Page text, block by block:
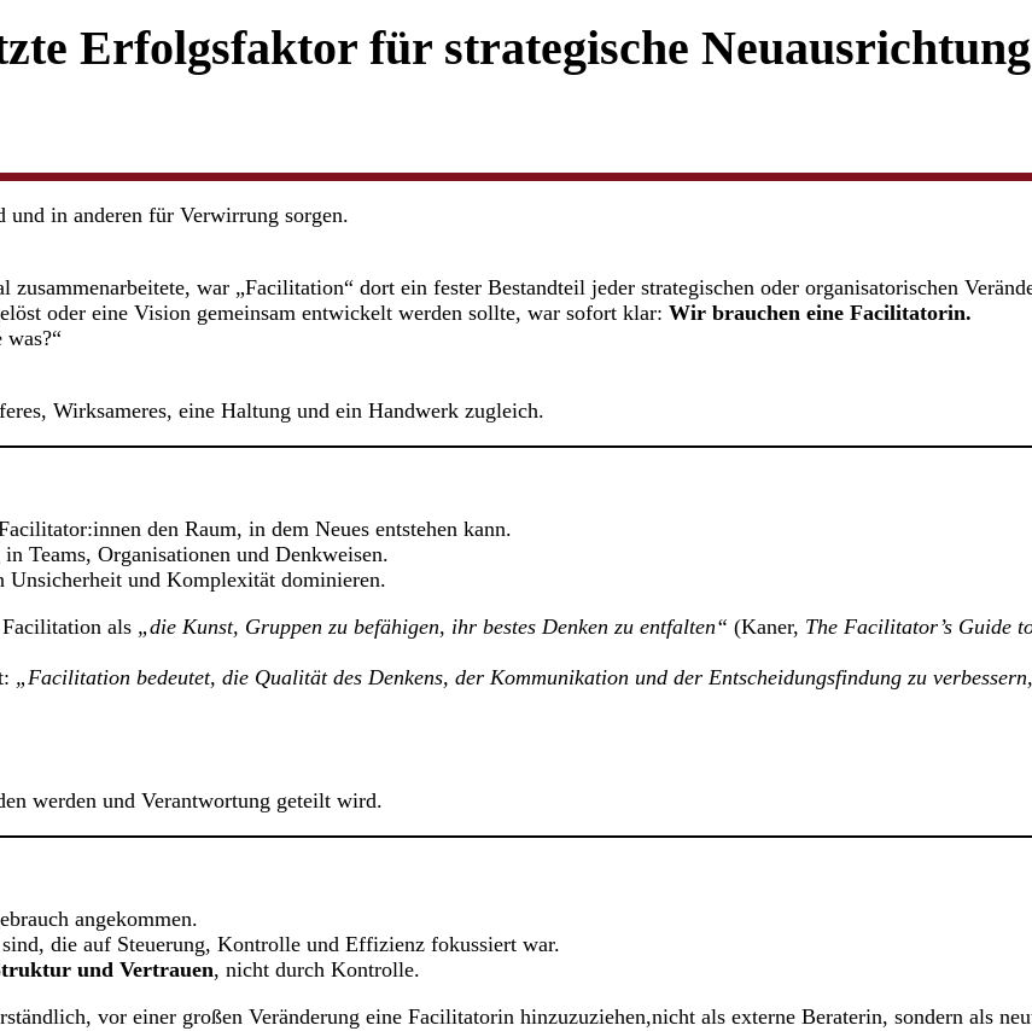
Erfolgsfaktor für strategische Neuausrichtung
in anderen für Verwirrung sorgen.
war „Facilitation“ dort ein fester Bestandteil jeder strategischen oder organisatorischen
oder eine Vision gemeinsam entwickelt werden sollte, war sofort klar: Wir brauchen eine Facilitatorin.
was?“
Wirksameres, eine Haltung und ein Handwerk zugleich.
den Raum, in dem Neues entstehen kann.
in Teams, Organisationen und Denkweisen.
Unsicherheit und Komplexität dominieren.
als „die Kunst, Gruppen zu befähigen, ihr bestes Denken zu entfalten“ (Kaner, The Facilitator’s Guide
„Facilitation bedeutet, die Qualität des Denkens, der Kommunikation und der Entscheidungsfindung zu verbessern,
werden und Verantwortung geteilt wird.
angekommen.
die auf Steuerung, Kontrolle und Effizienz fokussiert war.
und Vertrauen, nicht durch Kontrolle.
vor einer großen Veränderung eine Facilitatorin hinzuzuziehen,nicht als externe Beraterin, sondern als